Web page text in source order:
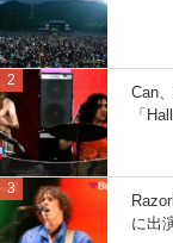
Can
「
に出